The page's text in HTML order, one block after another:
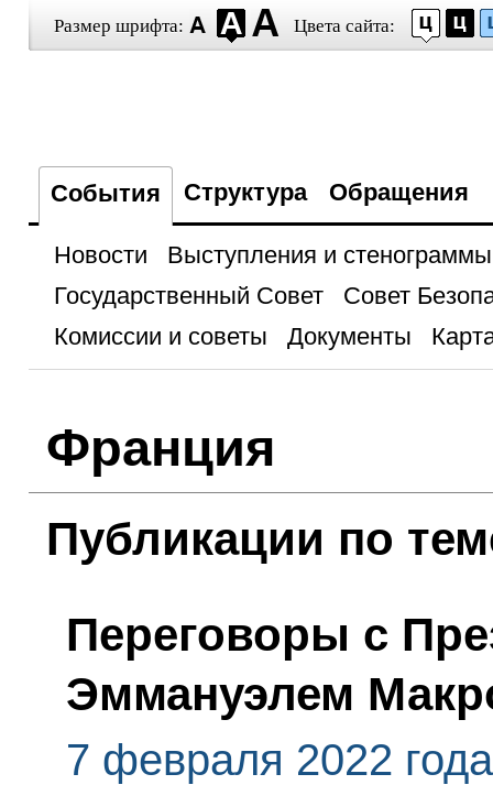
Размер шрифта: Цвета сайта:
События Структура Обращения
Новости
Выступления и стенограммы
Государственный Совет
Совет
Комиссии и советы
Документы
Франция
Публикации по
Переговоры с
Эммануэлем
7 февраля 2022 года